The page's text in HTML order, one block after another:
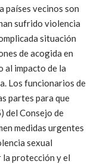
países vecinos son
sufrido violencia
situación
de acogida en
al impacto de la
Los funcionarios de
partes para que
del Consejo de
medidas urgentes
sexual
protección y el